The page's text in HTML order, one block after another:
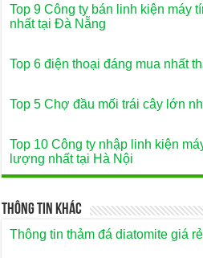
Top 9 Công ty bán linh kiện máy
nhất tại Đà Nẵng
Top 6 điện thoại đáng mua nhất
Top 5 Chợ đầu mối trái cây lớn
Top 10 Công ty nhập linh kiện
lượng nhất tại Hà Nội
Thông Tin Khác
Thông tin thảm đá diatomite giá